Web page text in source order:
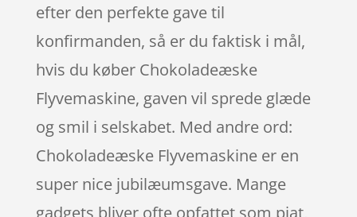
efter den perfekte gave til
konfirmanden, så er du faktisk i mål,
hvis du køber Chokoladeæske
Flyvemaskine, gaven vil sprede glæde
og smil i selskabet. Med andre ord:
Chokoladeæske Flyvemaskine er en
super nice jubilæumsgave. Mange
gadgets bliver ofte opfattet som pjat,